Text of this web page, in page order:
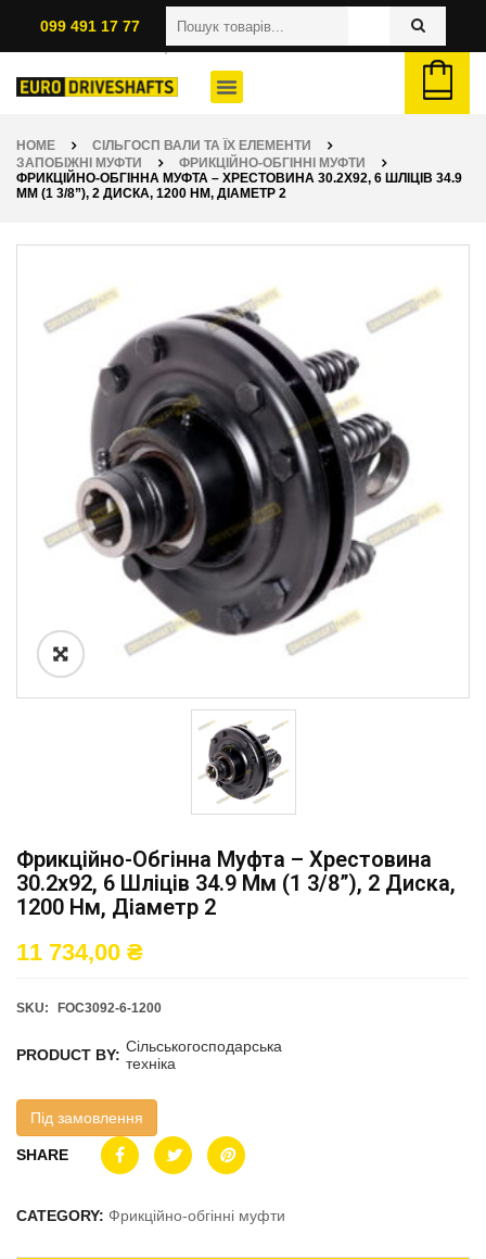
099 491 17 77
HOME
СІЛЬГОСП ВАЛИ ТА ЇХ ЕЛЕМЕНТИ
ЗАПОБІЖНІ МУФТИ
ФРИКЦІЙНО-ОБГІННІ МУФТИ
ФРИКЦІЙНО-ОБГІННА МУФТА – ХРЕСТОВИНА 30.2Х92, 6 ШЛІЦІВ 34.9
ММ (1 3/8”), 2 ДИСКА, 1200 НМ, ДІАМЕТР 2
Фрикційно-Обгінна Муфта – Хрестовина
30.2х92, 6 Шліців 34.9 Мм (1 3/8”), 2 Диска,
1200 Нм, Діаметр 2
11 734,00 ₴
SKU: FOC3092-6-1200
PRODUCT BY: Сільськогосподарська
техніка
Під замовлення
SHARE
CATEGORY: Фрикційно-обгінні муфти